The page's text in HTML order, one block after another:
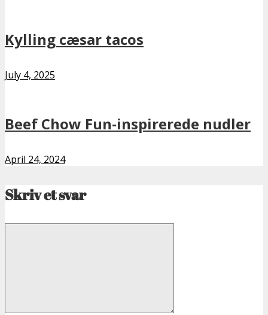
Kylling cæsar tacos
July 4, 2025
Beef Chow Fun-inspirerede nudler
April 24, 2024
Skriv et svar